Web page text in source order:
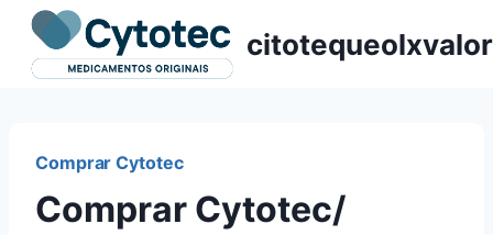
Pular
para
citotequeolxvalor
Comprar Cytotec
Comprar Cytotec/